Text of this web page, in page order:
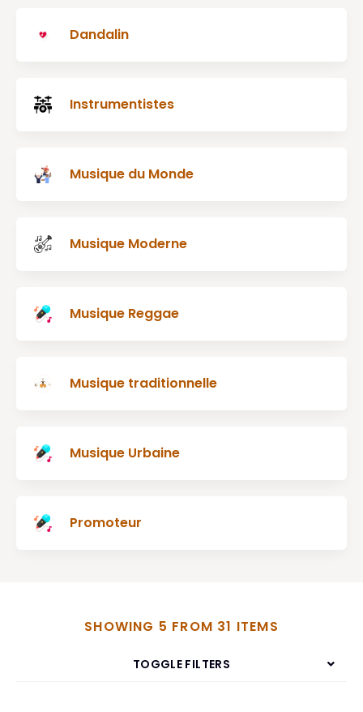
Dandalin
Instrumentistes
Musique du Monde
Musique Moderne
Musique Reggae
Musique traditionnelle
Musique Urbaine
Promoteur
SHOWING 5 FROM 31 ITEMS
TOGGLE FILTERS